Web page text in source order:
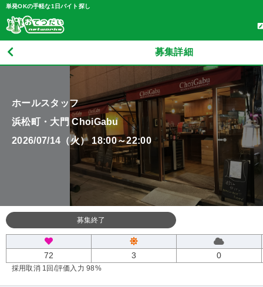
単発OKの手軽な1日バイト探し
募集詳細
ホールスタッフ
浜松町・大門 ChoiGabu
2026/07/14（火） 18:00～22:00
募集終了
72 3 0
採用取消 1回 /評価入力 98%